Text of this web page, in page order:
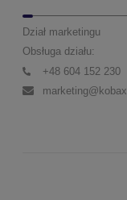
Dział marketingu
Obsługa działu:
+48 604 152 230